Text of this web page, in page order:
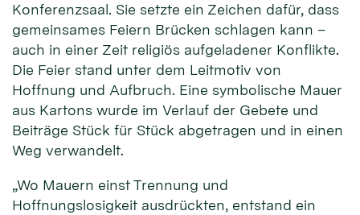
Konferenzsaal. Sie setzte ein Zeichen dafür, dass
gemeinsames Feiern Brücken schlagen kann –
auch in einer Zeit religiös aufgeladener Konflikte.
Die Feier stand unter dem Leitmotiv von
Hoffnung und Aufbruch. Eine symbolische Mauer
aus Kartons wurde im Verlauf der Gebete und
Beiträge Stück für Stück abgetragen und in einen
Weg verwandelt.
„Wo Mauern einst Trennung und
Hoffnungslosigkeit ausdrückten, entstand ein